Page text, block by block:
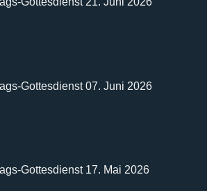
Gottesdienst 07. Juni 2026
Gottesdienst 17. Mai 2026